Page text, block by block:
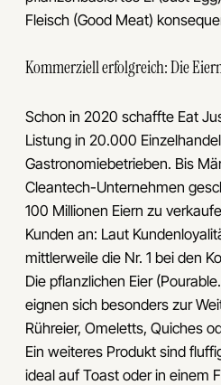
Fleisch (Good Meat)
Kommerziell erfolgreich: Die
Schon in 2020 schaffte Eat
Listung in 20.000
Gastronomiebetrieben. Bis
Cleantech-Unternehmen
100 Millionen Eiern zu
Kunden an: Laut
mittlerweile die Nr. 1 bei den
Die pflanzlichen Eier
eignen sich besonders zur
Rühreier, Omeletts, Quiches
Ein weiteres Produkt sind
ideal auf Toast oder in einem